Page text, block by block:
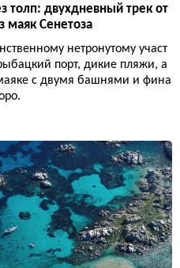
толп: двухдневный трек от
маяк Сенетоза
нетронутому участ
порт, дикие пляжи, а
с двумя башнями и фина